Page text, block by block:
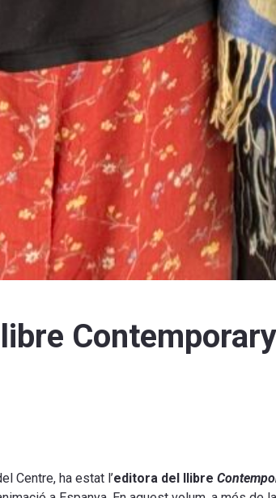
Contemporary
Centre, ha estat l’editora del llibre